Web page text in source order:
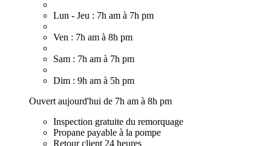
Lun - Jeu : 7h am à 7h pm
Ven : 7h am à 8h pm
Sam : 7h am à 7h pm
Dim : 9h am à 5h pm
Ouvert aujourd'hui de 7h am à 8h pm
Inspection gratuite du remorquage
Propane payable à la pompe
Retour client 24 heures